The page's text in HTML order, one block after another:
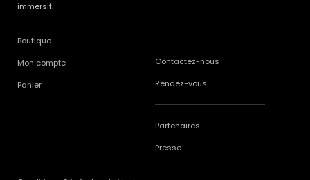
immersif.
Boutique
Mon compte
Panier
Contactez-nous
Rendez-vous
Partenaires
Presse